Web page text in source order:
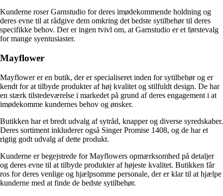
Kunderne roser Garnstudio for deres imødekommende holdning og
deres evne til at rådgive dem omkring det bedste sytilbehør til deres
specifikke behov. Der er ingen tvivl om, at Garnstudio er et førstevalg
for mange syentusiaster.
Mayflower
Mayflower er en butik, der er specialiseret inden for sytilbehør og er
kendt for at tilbyde produkter af høj kvalitet og stilfuldt design. De har
en stærk tilstedeværelse i markedet på grund af deres engagement i at
imødekomme kundernes behov og ønsker.
Butikken har et bredt udvalg af sytråd, knapper og diverse syredskaber.
Deres sortiment inkluderer også Singer Promise 1408, og de har et
rigtig godt udvalg af dette produkt.
Kunderne er begejstrede for Mayflowers opmærksomhed på detaljer
og deres evne til at tilbyde produkter af højeste kvalitet. Butikken får
ros for deres venlige og hjælpsomme personale, der er klar til at hjælpe
kunderne med at finde de bedste sytilbehør.